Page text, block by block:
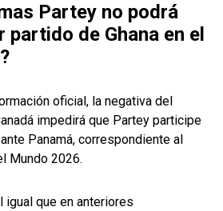
Partey no podrá
partido de Ghana en el
oficial, la negativa del
impedirá que Partey participe
Panamá, correspondiente al
Mundo 2026.
igual que en anteriores